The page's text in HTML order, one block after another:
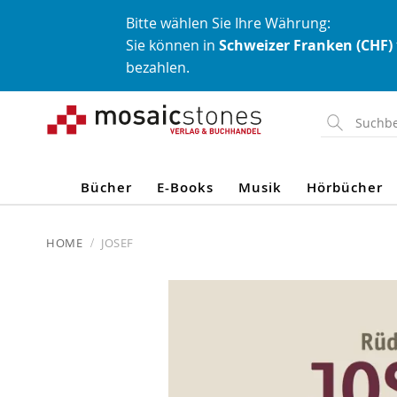
Bitte wählen Sie Ihre Währung:
Sie können in Schweizer Franken (CHF)
bezahlen.
Direkt
zum
Bücher E-Books Musik Hörbücher
HOME JOSEF